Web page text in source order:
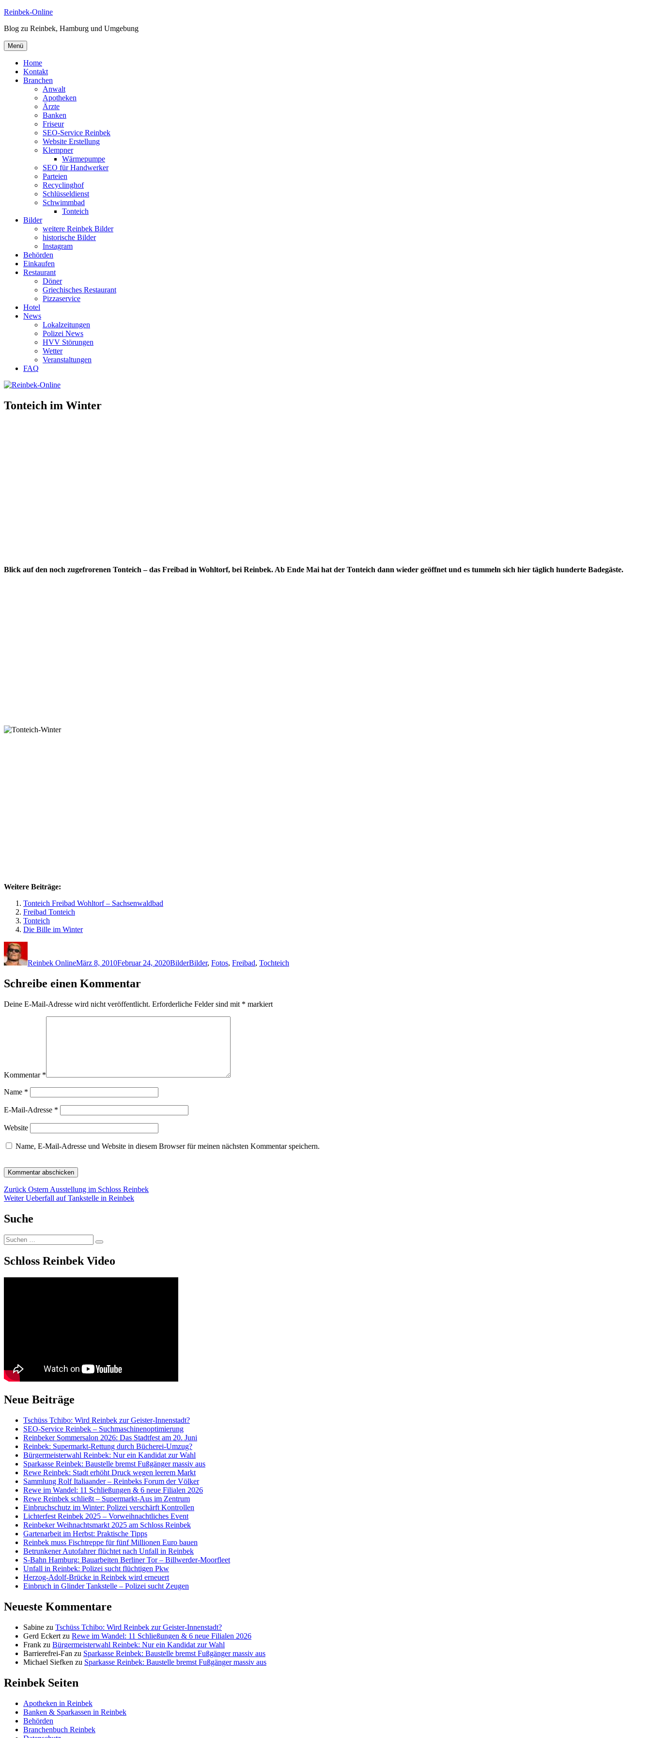
Zum
springen
Reinbek-Online
Blog zu Reinbek, Hamburg und Umgebung
Menü
Home
Kontakt
Branchen
Anwalt
Apotheken
Ärzte
Banken
Friseur
SEO-Service Reinbek
Website Erstellung
Klempner
Wärmepumpe
SEO für Handwerker
Parteien
Recyclinghof
Schlüsseldienst
Schwimmbad
Tonteich
Bilder
weitere Reinbek Bilder
historische Bilder
Instagram
Behörden
Einkaufen
Restaurant
Döner
Griechisches Restaurant
Pizzaservice
Hotel
News
Lokalzeitungen
Polizei News
HVV Störungen
Wetter
Veranstaltungen
FAQ
Tonteich im Winter
Blick auf den noch zugefrorenen Tonteich – das Freibad in Wohltorf, bei Reinbek. Ab Ende Mai hat der Tonteich dann wieder geöffnet und es tummeln sich hier täglich hunderte Badegäste.
Weitere Beiträge:
Tonteich Freibad Wohltorf – Sachsenwaldbad
Freibad Tonteich
Tonteich
Die Bille im Winter
Reinbek OnlineMärz 8, 2010Februar 24, 2020BilderBilder, Fotos, Freibad, Tochteich
Schreibe einen Kommentar
Deine E-Mail-Adresse wird nicht veröffentlicht. Erforderliche Felder sind mit * markiert
Kommentar *
Name *
E-Mail-Adresse *
Website
Name, E-Mail-Adresse und Website in diesem Browser für meinen nächsten Kommentar speichern.
Beitragsnavigation
Zurück Vorheriger
Beitrag:
Ostern Ausstellung im Schloss Reinbek
Weiter Nächster
Ueberfall auf Tankstelle in Reinbek
Suche
Suchen
nach:
Suchen
Schloss Reinbek Video
Neue Beiträge
Tschüss Tchibo: Wird Reinbek zur Geister-Innenstadt?
SEO-Service Reinbek – Suchmaschinenoptimierung
Reinbeker Sommersalon 2026: Das Stadtfest am 20. Juni
Reinbek: Supermarkt-Rettung durch Bücherei-Umzug?
Bürgermeisterwahl Reinbek: Nur ein Kandidat zur Wahl
Sparkasse Reinbek: Baustelle bremst Fußgänger massiv aus
Rewe Reinbek: Stadt erhöht Druck wegen leerem Markt
Sammlung Rolf Italiaander – Reinbeks Forum der Völker
Rewe im Wandel: 11 Schließungen & 6 neue Filialen 2026
Rewe Reinbek schließt – Supermarkt-Aus im Zentrum
Einbruchschutz im Winter: Polizei verschärft Kontrollen
Lichterfest Reinbek 2025 – Vorweihnachtliches Event
Reinbeker Weihnachtsmarkt 2025 am Schloss Reinbek
Gartenarbeit im Herbst: Praktische Tipps
Reinbek muss Fischtreppe für fünf Millionen Euro bauen
Betrunkener Autofahrer flüchtet nach Unfall in Reinbek
S-Bahn Hamburg: Bauarbeiten Berliner Tor – Billwerder-Moorfleet
Unfall in Reinbek: Polizei sucht flüchtigen Pkw
Herzog-Adolf-Brücke in Reinbek wird erneuert
Einbruch in Glinder Tankstelle – Polizei sucht Zeugen
Neueste Kommentare
Sabine zu Tschüss Tchibo: Wird Reinbek zur Geister-Innenstadt?
Gerd Eckert zu Rewe im Wandel: 11 Schließungen & 6 neue Filialen 2026
Frank zu Bürgermeisterwahl Reinbek: Nur ein Kandidat zur Wahl
Barrierefrei-Fan zu Sparkasse Reinbek: Baustelle bremst Fußgänger massiv aus
Michael Siefken zu Sparkasse Reinbek: Baustelle bremst Fußgänger massiv aus
Reinbek Seiten
Apotheken in Reinbek
Banken & Sparkassen in Reinbek
Behörden
Branchenbuch Reinbek